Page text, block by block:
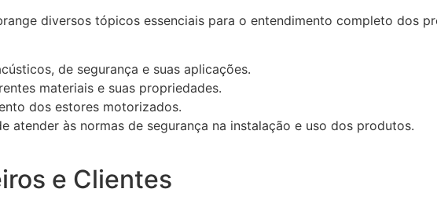
diversos tópicos essenciais para o entendimento completo dos
de segurança e suas aplicações.
materiais e suas propriedades.
dos estores motorizados.
atender às normas de segurança na instalação e uso dos produtos.
e Clientes